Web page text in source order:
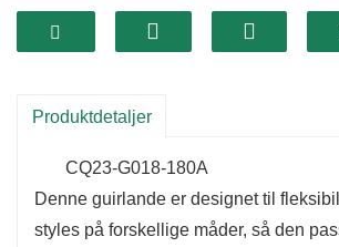
Produktdetaljer
CQ23-G018-180A
Denne guirlande er designet til
styles på forskellige måder, så den